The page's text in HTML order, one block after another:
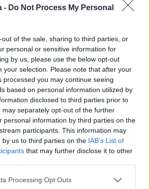
- Do Not Process My Personal
out of the sale, sharing to third parties, or
personal or sensitive information for
by us, please use the below opt-out
your selection. Please note that after your
processed you may continue seeing
based on personal information utilized by
disclosed to third parties prior to
may separately opt-out of the further
personal information by third parties on the
participants. This information may
by us to third parties on the IAB’s List of
that may further disclose it to other
Processing Opt Outs
sicurezza endpoint: necessarie per le e-mail
i siti web quando navighiamo su Internet,
e-mail che richiedono di resettare la
che non l’abbiate richiesto voi stessi, le
mai di resettare la vostra password.
un’e-mail per la reimpostazione della
migliore da fare è accedere al sito dell’azienda
direttamente da lì.
mai in vacanza. Anzi, sfruttano proprio questi
nello specifico, approfittando dei tanti acquisti
fatti e dalla tranquillità che questo periodo
devono essere i motivi per farci prestare